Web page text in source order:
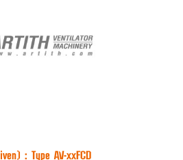
: Type AV-xxFCD